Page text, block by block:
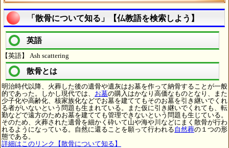
「散骨について知る」【仏教語を検索しよう】
英語
【英語】 Ash scattering
散骨とは
明治時代以降、火葬した後の遺骨や遺灰はお墓を作って納骨することが一般
的であった。しかし現代では、 お墓の購入はかなり高価なものとなり、また
少子化や高齢化、核家族化などでお墓を建ててもそのお墓を引き継いでくれ
る者がいないという問題も生まれている。また仮に引き継いでくれても、転
勤などで遠方のためお墓を建てても管理できないという問題も生じている。
そのため、火葬された遺骨を細かく砕いて山や海や川などにまく散骨が行わ
れるようになっている。自然に還ることを願って行われる自然葬の１つの形
態である。
詳細はこのリンク【散骨について知る】